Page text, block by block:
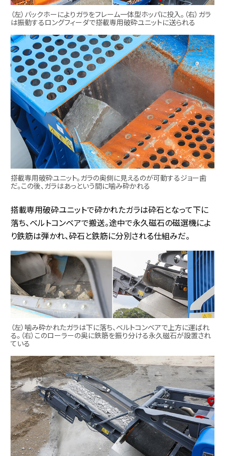
（左）バックホーによりガラをフレーム一体型ホッパに投入。（右）ガラ
は振動するロングフィーダで搭載専用破砕ユニットに送られる
搭載専用破砕ユニット。ガラの奥側に見えるのが可動するジョー歯
だ。この後、ガラはあっという間に噛み砕かれる
搭載専用破砕ユニットで砕かれたガラは砕石となって下に
落ち、ベルトコンベアで搬送。途中で永久磁石の磁選機によ
り鉄筋は弾かれ、砕石と鉄筋に分別される仕組みだ。
（左）噛み砕かれたガラは下に落ち、ベルトコンベアで上方に運ばれ
る。（右）このローラーの奥に鉄筋を振り分ける永久磁石が設置され
ている